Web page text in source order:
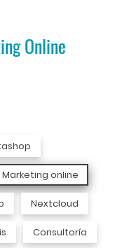
Online
Marketing online
Nextcloud
Consultoría